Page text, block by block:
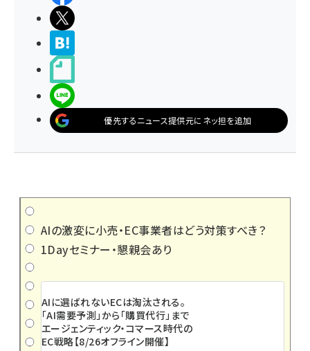
優先するニュース提供元にネッ担を追加
AIの激変に小売・EC事業者はどう対策すべき？
1Dayセミナー・懇親会あり
AIに選ばれないECは淘汰される。
「AI需要予測」から「購買代行」まで
エージェンティック・コマース時代の
EC戦略【8/26オフライン開催】